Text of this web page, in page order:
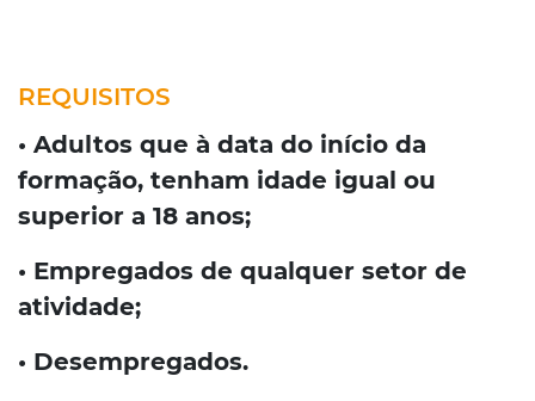
REQUISITOS
• Adultos que à data do início da
formação, tenham idade igual ou
superior a 18 anos;
• Empregados de qualquer setor de
atividade;
• Desempregados.